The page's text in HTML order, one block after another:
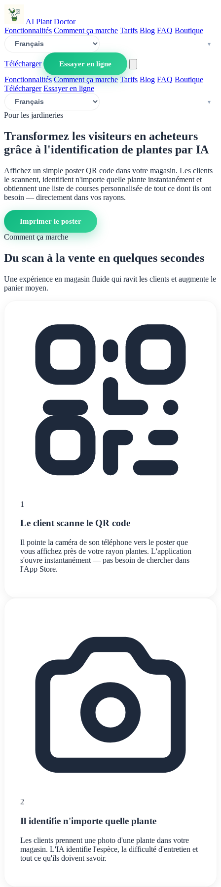
AI Plant Doctor
Fonctionnalités Comment ça marche Tarifs Blog FAQ Boutique
Télécharger
Essayer en ligne
Fonctionnalités Comment ça marche Tarifs Blog FAQ Boutique
Télécharger Essayer en ligne
Pour les jardineries
Transformez les visiteurs en acheteurs
grâce à l'identification de plantes par IA
Affichez un simple poster QR code dans votre magasin. Les clients
le scannent, identifient n'importe quelle plante instantanément et
obtiennent une liste de courses personnalisée de tout ce dont ils ont
besoin — directement dans vos rayons.
Imprimer le poster
Comment ça marche
Du scan à la vente en quelques secondes
Une expérience en magasin fluide qui ravit les clients et augmente le
panier moyen.
1
Le client scanne le QR code
Il pointe la caméra de son téléphone vers le poster que
vous affichez près de votre rayon plantes. L'application
s'ouvre instantanément — pas besoin de chercher dans
l'App Store.
2
Il identifie n'importe quelle plante
Les clients prennent une photo d'une plante dans votre
magasin. L'IA identifie l'espèce, la difficulté d'entretien et
tout ce qu'ils doivent savoir.